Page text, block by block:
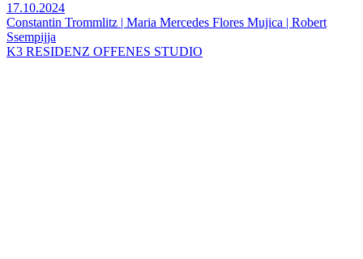
17.10.2024
Constantin Trommlitz | Maria Mercedes Flores Mujica | Robert
Ssempijja
K3 RESIDENZ OFFENES STUDIO